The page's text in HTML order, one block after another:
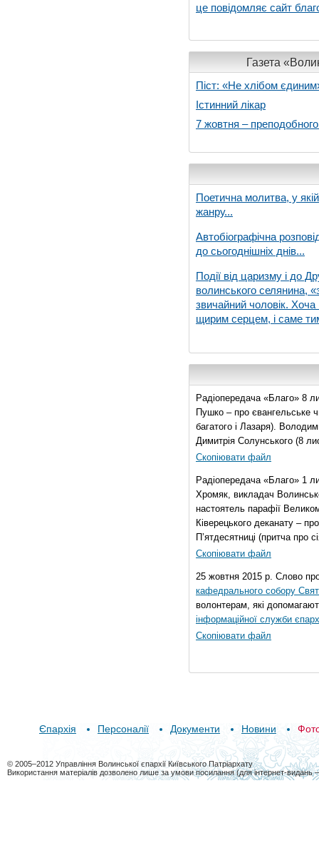
це повідомляє сайт
Газета
Піст: «Не хлібом
Істинний лікар
7 жовтня –
Поетична молитва, у
жанру...
Автобіографічна
до сьогоднішніх днів...
Події від царизму і до
волинського селянина,
звичайний чоловік. Хоча
щирим серцем, і саме
Радіопередача «Благо» 8
Пушко – про євангельське
багатого і Лазаря).
Димитрія Солунського (8
Скопіювати файл
Радіопередача «Благо» 1
Хромяк, викладач
настоятель парафії
Ківерецького деканату –
П’ятдесятниці (притча про
Скопіювати файл
25 жовтня 2015 р. Слово
кафедрального собору
волонтерам, які
інформаційної служби
Скопіювати файл
Єпархія Персоналії Документи Новини
© 2005–2012 Управління Волинської єпархії Київського Патріархату
Використання матеріалів дозволено лише за умови посилання (для інтернет-видань